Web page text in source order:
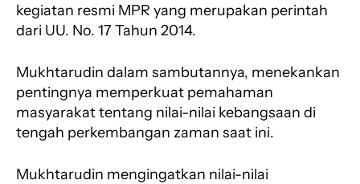
kegiatan resmi MPR yang merupakan perintah
dari UU. No. 17 Tahun 2014.
Mukhtarudin dalam sambutannya, menekankan
pentingnya memperkuat pemahaman
masyarakat tentang nilai-nilai kebangsaan di
tengah perkembangan zaman saat ini.
Mukhtarudin mengingatkan nilai-nilai